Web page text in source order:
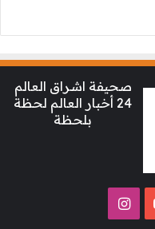
صحيفة اشراق العالم
24 أخبار العالم لحظة
بلحظة
‫YouTubeانستقرام